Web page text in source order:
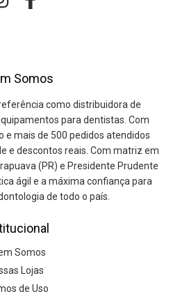
Somos
como distribuidora de
para dentistas. Com
e mais de 500 pedidos atendidos
e descontos reais. Com matriz em
(PR) e Presidente Prudente
ágil e a máxima confiança para
de todo o país.
Somos
Lojas
de Uso